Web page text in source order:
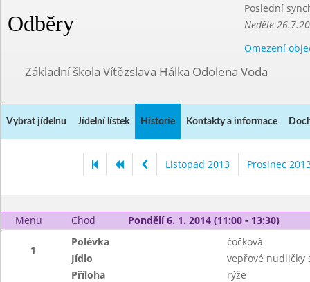
Odběry
Poslední
Neděle
Omezení
Základní škola Vítězslava Hálka Odolena Voda
Vybrat jídelnu Jídelní lístek Historie Kontakty a informace
Listopad 2013 Prosinec
Menu Chod Pondělí 6. 1. 2014 (11:00 - 13:30)
1
Polévka
čočková
Jídlo
vepřové nudličky
Příloha
rýže